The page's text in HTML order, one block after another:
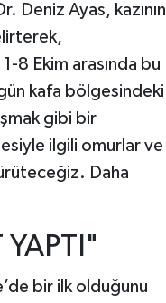
Deniz Ayas, kazının
8 Ekim arasında bu
kafa bölgesindeki
gibi bir
ilgili omurlar ve
Daha
YAPTI"
bir ilk olduğunu